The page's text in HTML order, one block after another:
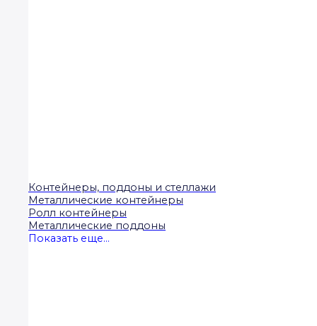
Контейнеры, поддоны и стеллажи
Металлические контейнеры
Ролл контейнеры
Металлические поддоны
Показать еще...